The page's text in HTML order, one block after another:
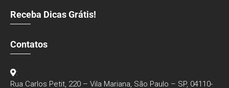
Receba Dicas Grátis!
Contatos
:
Rua Carlos Petit, 220 – Vila Mariana, São Paulo – SP, 04110-